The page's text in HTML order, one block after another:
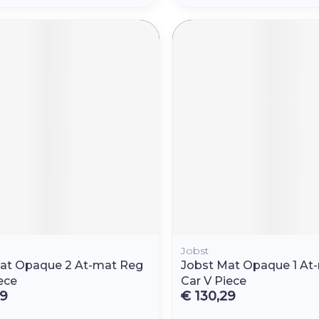
Opaque 2 At-mat Reg
Jobst
Jobst Mat Opaque 1
Car V Piece
€ 130,29